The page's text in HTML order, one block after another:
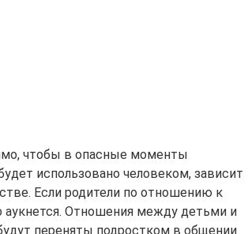
чтобы в опасные моменты
использовано человеком, зависит
Если родители по отношению к
аукнется. Отношения между детьми и
переняты подростком в общении